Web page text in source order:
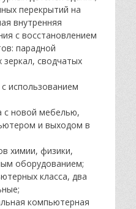
перекрытий на
внутренняя
с восстановлением
парадной
зеркал, сводчатых
использованием
с новой мебелью,
и выходом в
химии, физики,
оборудованием;
класса, два
компьютерная